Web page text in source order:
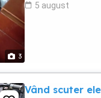
3
5 august
Vând scuter